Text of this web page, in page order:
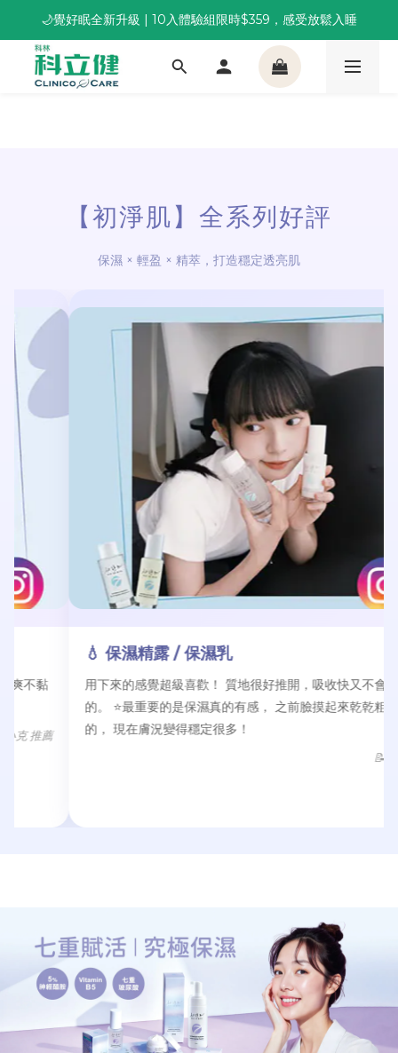
董事長推薦保養組合｜體驗價 $1,800 起，最高享 6 折
🌙覺好眠全新升級 | 10入體驗組限時$359，感受放鬆入睡
董事長推薦保養組合｜體驗價 $1,800 起，最高享 6 折
【初淨肌】全系列好評
保濕 × 輕盈 × 精萃，打造穩定透亮肌
💧 保濕精露 / 保濕乳
用下來的感覺超級喜歡！ 質地很好推開，吸收快又不會黏黏
的。 ⭐最重要的是保濕真的有感， 之前臉摸起來乾乾粗粗
的， 現在膚況變得穩定很多！